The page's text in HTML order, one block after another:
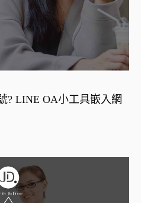
? LINE OA小工具嵌入網